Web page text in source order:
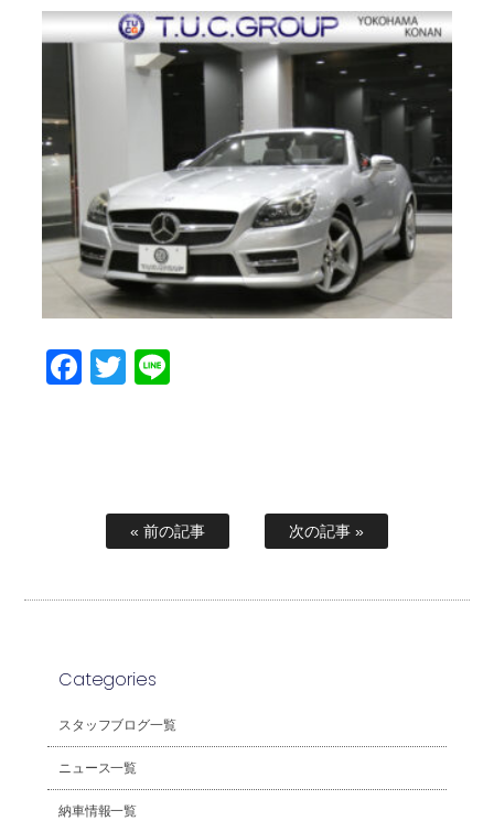
Facebook
Twitter
« 前の記事 次の記事 »
Categories
スタッフブログ一覧
ニュース一覧
納車情報一覧